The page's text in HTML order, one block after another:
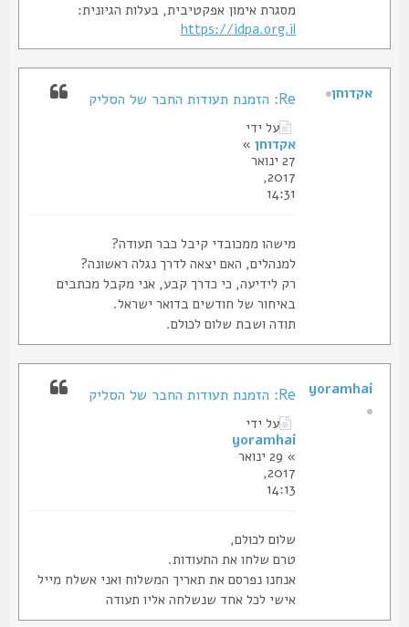
מסגרת אימון אפקטיבית, בעלות הגיונית:
https://idpa.org.il
על ידי
אקדוחן»
27 ינואר
2017,
מישהו ממכובדי קיבל כבר תעודה?
למנהלים, האם יצאה לדרך נגלה ראשונה?
רק לידיעה, כי כדרך קבע, אני מקבל מכתבים
באיחור של חודשים בדואר ישראל.
תודה ושבת שלום לכולם.
אקדוחן
Re: הזמנת תעודות החבר של הסליק
על ידי
yoramhai
» 29 ינואר
2017,
14:13
שלום לכולם,
טרם שלחו את התעודות.
אנחנו נפרסם את תאריך המשלוח ואני אשלח מייל
אישי לכל אחד שנשלחה אליו תעודה
yoramhai